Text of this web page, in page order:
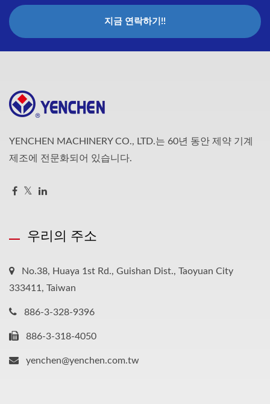
지금 연락하기!!
YENCHEN MACHINERY CO., LTD.는 60년 동안 제약 기계
제조에 전문화되어 있습니다.
우리의 주소
No.38, Huaya 1st Rd., Guishan Dist., Taoyuan City
333411, Taiwan
886-3-328-9396
886-3-318-4050
yenchen@yenchen.com.tw